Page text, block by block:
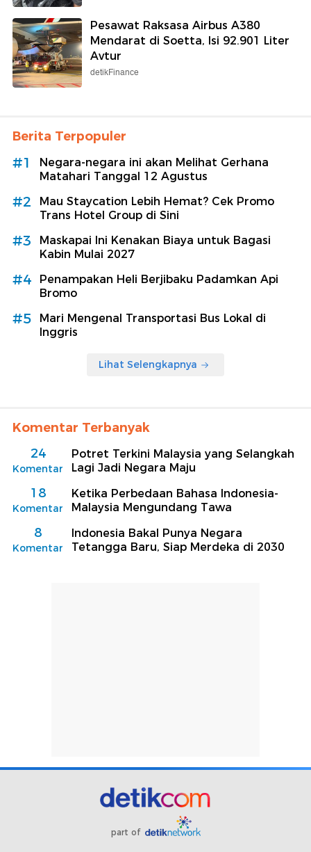
Pesawat Raksasa Airbus A380
Mendarat di Soetta, Isi 92.901 Liter
Avtur
detikFinance
Berita Terpopuler
#1
Negara-negara ini akan Melihat Gerhana
Matahari Tanggal 12 Agustus
#2
Mau Staycation Lebih Hemat? Cek Promo
Trans Hotel Group di Sini
#3
Maskapai Ini Kenakan Biaya untuk Bagasi
Kabin Mulai 2027
#4
Penampakan Heli Berjibaku Padamkan Api
Bromo
#5
Mari Mengenal Transportasi Bus Lokal di
Inggris
Lihat Selengkapnya
Komentar Terbanyak
24
Komentar
Potret Terkini Malaysia yang Selangkah
Lagi Jadi Negara Maju
18
Komentar
Ketika Perbedaan Bahasa Indonesia-
Malaysia Mengundang Tawa
8
Komentar
Indonesia Bakal Punya Negara
Tetangga Baru, Siap Merdeka di 2030
part of